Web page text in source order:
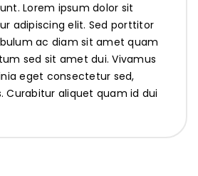
Lorem ipsum dolor sit
adipiscing elit. Sed porttitor
ac diam sit amet quam
sed sit amet dui. Vivamus
eget consectetur sed,
Curabitur aliquet quam id dui